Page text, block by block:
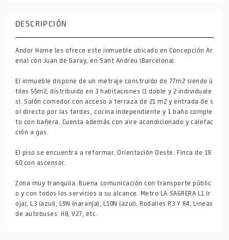
DESCRIPCIÓN
Andor Home les ofrece este inmueble ubicado en Concepción Ar
enal con Juan de Garay, en Sant Andreu (Barcelona).
El inmueble dispone de un metraje construido de 77m2 siendo ú
tiles 55m2, distribuido en 3 habitaciones (1 doble y 2 individuale
s). Salón comedor con acceso a terraza de 21 m2 y entrada de s
ol directo por las tardes, cocina independiente y 1 baño comple
to con bañera. Cuenta además con aire acondicionado y calefac
ción a gas.
El piso se encuentra a reformar. Orientación Oeste. Finca de 19
60 con ascensor.
Zona muy tranquila. Buena comunicación con transporte públic
o y con todos los servicios a su alcance. Metro LA SAGRERA L1 (r
oja), L3 (azul), L9N (naranja), L10N (azul). Rodalies R3 Y R4. Lineas
de autobuses: H8, V27, etc.